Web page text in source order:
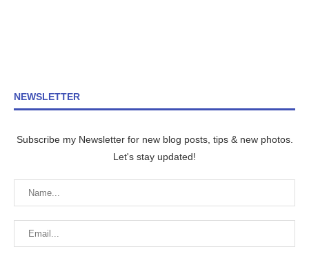
NEWSLETTER
Subscribe my Newsletter for new blog posts, tips & new photos.
Let's stay updated!